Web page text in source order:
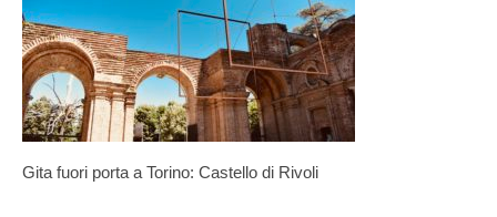
Gita fuori porta a Torino: Castello di Rivoli